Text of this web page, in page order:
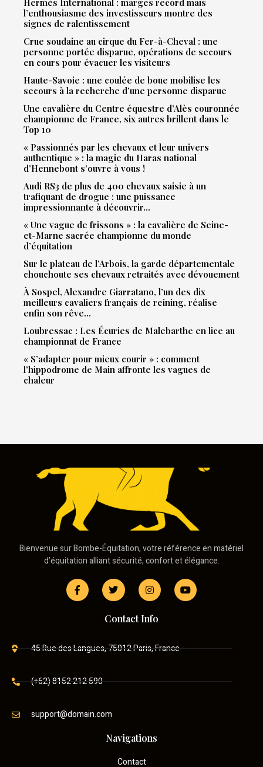
l’enthousiasme des investisseurs montre des
signes de ralentissement
Crue soudaine au cirque du Fer-à-Cheval : une
personne portée disparue, opérations de secours
en cours pour évacuer les visiteurs
Haute-Savoie : une coulée de boue mobilise les
secours à la recherche d’une personne disparue
Une cavalière du Centre équestre d’Alès couronnée
championne de France, six autres brillent dans le
Top 10
« Passionnés par les chevaux et leur univers
authentique » : la magie du Haras national
d’Hennebont s’ouvre à vous !
Audi RS3 de plus de 400 chevaux saisie à un
trafiquant de drogue : une puissance
impressionnante à découvrir…
« Une vague de frissons » : la cavalière de Seine-
et-Marne sacrée championne du monde
d’équitation
Sur le plateau de l’Arbois, la garde départementale
chouchoute ses chevaux retraités avec dévouement
À Sospel, Alexandre Giarratano, l’un des dix
meilleurs cavaliers français de reining, réalise
enfin son rêve…
Loubressac : Les Écuries de Malebarthe en lice au
championnat de France
« S’adapter pour mieux courir » : comment
l’hippodrome de Main affronte les vagues de
chaleur
Bienvenue sur Bombe-Équitation, votre référence en matériel
d’équitation alliant sécurité, confort et élégance.
Contact Info
45 Rue des Langues, 75012 Paris, France
(+62) 8152 212 590
support@domain.com
Navigations
Contact